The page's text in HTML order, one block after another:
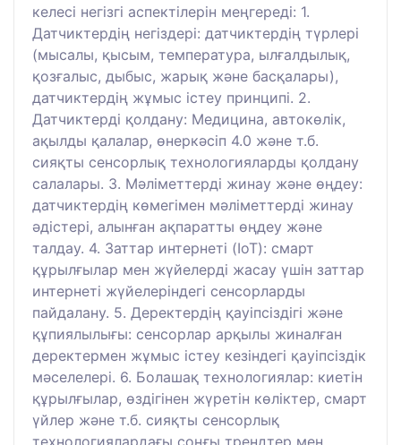
келесі негізгі аспектілерін меңгереді: 1.
Датчиктердің негіздері: датчиктердің түрлері
(мысалы, қысым, температура, ылғалдылық,
қозғалыс, дыбыс, жарық және басқалары),
датчиктердің жұмыс істеу принципі. 2.
Датчиктерді қолдану: Медицина, автокөлік,
ақылды қалалар, өнеркәсіп 4.0 және т.б.
сияқты сенсорлық технологияларды қолдану
салалары. 3. Мәліметтерді жинау және өңдеу:
датчиктердің көмегімен мәліметтерді жинау
әдістері, алынған ақпаратты өңдеу және
талдау. 4. Заттар интернеті (IoT): смарт
құрылғылар мен жүйелерді жасау үшін заттар
интернеті жүйелеріндегі сенсорларды
пайдалану. 5. Деректердің қауіпсіздігі және
құпиялылығы: сенсорлар арқылы жиналған
деректермен жұмыс істеу кезіндегі қауіпсіздік
мәселелері. 6. Болашақ технологиялар: киетін
құрылғылар, өздігінен жүретін көліктер, смарт
үйлер және т.б. сияқты сенсорлық
технологиялардағы соңғы трендтер мен